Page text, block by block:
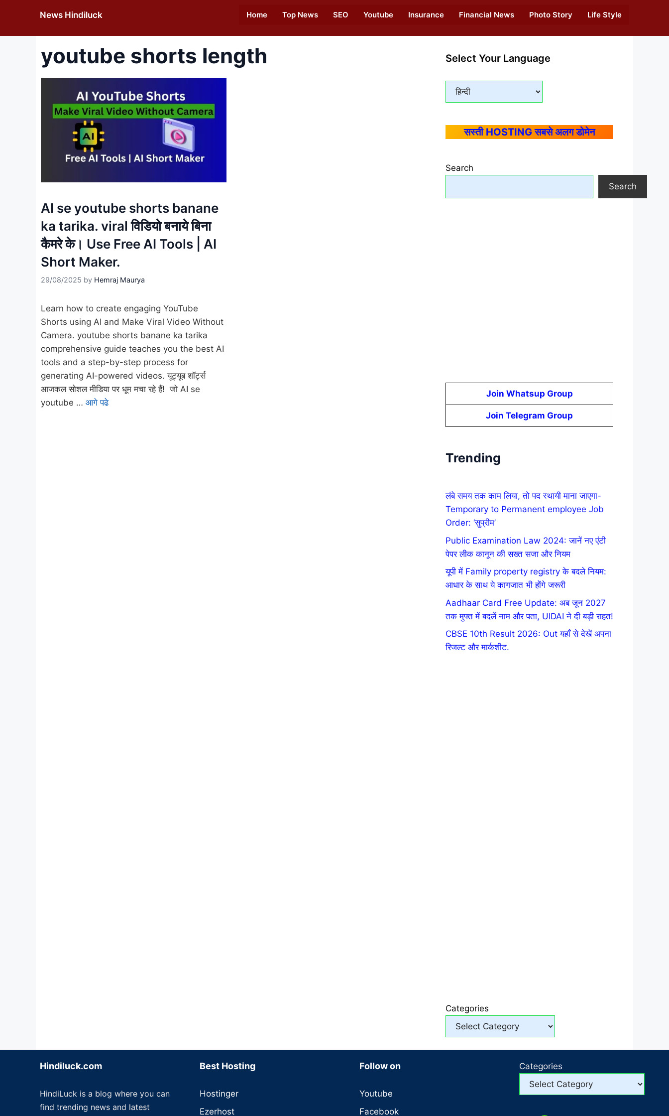
News Hindiluck Home Top News SEO Youtube Insurance Financial News Photo Story Life Style
youtube shorts length
AI se youtube shorts banane
ka tarika. viral विडियो बनाये बिना
कैमरे के। Use Free AI Tools | AI
Short Maker.
29/08/2025 by Hemraj Maurya
Learn how to create engaging YouTube
Shorts using AI and Make Viral Video Without
Camera. youtube shorts banane ka tarika
comprehensive guide teaches you the best AI
tools and a step-by-step process for
generating AI-powered videos. यूट्यूब शॉर्ट्स
आजकल सोशल मीडिया पर धूम मचा रहे हैं! जो AI se
youtube … आगे पढे
Select Your Language
सस्ती HOSTING सबसे अलग डोमेन
Search
Search
Join Whatsup Group
Join Telegram Group
Trending
लंबे समय तक काम लिया, तो पद स्थायी माना जाएगा-
Temporary to Permanent employee Job
Order: ‘सुप्रीम’
Public Examination Law 2024: जानें नए एंटी
पेपर लीक कानून की सख्त सजा और नियम
यूपी में Family property registry के बदले नियम:
आधार के साथ ये कागजात भी होंगे जरूरी
Aadhaar Card Free Update: अब जून 2027
तक मुफ्त में बदलें नाम और पता, UIDAI ने दी बड़ी राहत!
CBSE 10th Result 2026: Out यहाँ से देखें अपना
रिजल्ट और मार्कशीट.
Categories
Hindiluck.com
HindiLuck is a blog where you can
find trending news and latest
Best Hosting
Hostinger
Ezerhost
Follow on
Youtube
Facebook
Categories